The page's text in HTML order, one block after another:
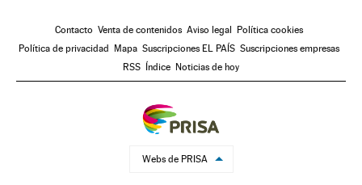
Contacto Venta de contenidos Aviso legal Política cookies
Política de privacidad Mapa Suscripciones EL PAÍS Suscripciones empresas
RSS Índice Noticias de hoy
Webs de PRISA